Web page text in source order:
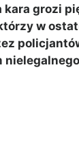
grozi
w